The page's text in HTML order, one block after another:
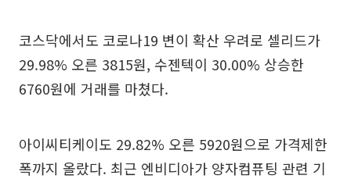
코스닥에서도 코로나19 변이 확산 우려로 셀리드가
29.98% 오른 3815원, 수젠텍이 30.00% 상승한
6760원에 거래를 마쳤다.
아이씨티케이도 29.82% 오른 5920원으로 가격제한
폭까지 올랐다. 최근 엔비디아가 양자컴퓨팅 관련 기